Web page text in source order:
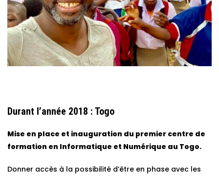
Durant l’année 2018 : Togo
Mise en place et inauguration du premier centre de
formation en Informatique et Numérique au Togo.
Donner accès à la possibilité d’être en phase avec les